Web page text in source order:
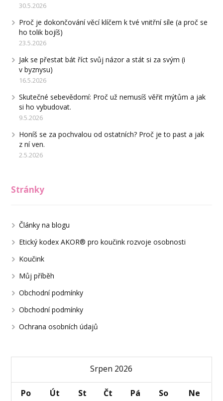
30.5.2026
Proč je dokončování věcí klíčem k tvé vnitřní síle (a proč se
ho tolik bojíš)
23.5.2026
Jak se přestat bát říct svůj názor a stát si za svým (i
v byznysu)
16.5.2026
Skutečné sebevědomí: Proč už nemusíš věřit mýtům a jak
si ho vybudovat.
9.5.2026
Honíš se za pochvalou od ostatních? Proč je to past a jak
z ní ven.
2.5.2026
Stránky
Články na blogu
Etický kodex AKOR® pro koučink rozvoje osobnosti
Koučink
Můj příběh
Obchodní podmínky
Obchodní podmínky
Ochrana osobních údajů
Srpen 2026
Po Út St Čt Pá So
Ne